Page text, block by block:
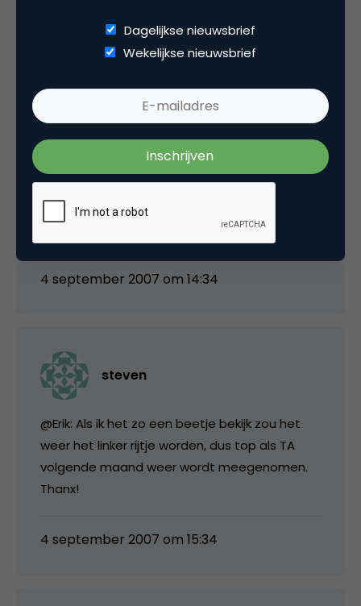
TA=38 in jouw geval scheelt dit overigens
slechts enkele posities, maar je hebt helemaal
Inmiddels daarom ook besloten dat script
aangepast gaat worden om in geval van
PR=0 of TA=0 voor die sites nogmaals een
opvraging te doen, dus ik hoop dat deze
‘verslikking’ van het systeem volgende maand
niet meer voorkomt.
4 september 2007 om 14:34
steven
@Erik: Als ik het zo een beetje bekijk zou het
weer het linker rijtje worden, dus top als TA
volgende maand weer wordt meegenomen.
Thanx!
4 september 2007 om 15:34
Dagelijkse nieuwsbrief
Wekelijkse nieuwsbrief